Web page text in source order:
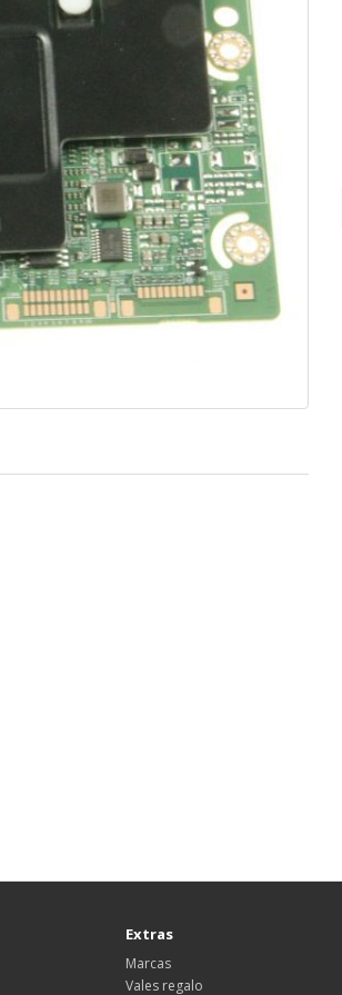
Extras
Marcas
Vales regalo